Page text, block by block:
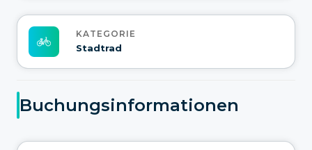
KATEGORIE
Stadtrad
Buchungsinformationen